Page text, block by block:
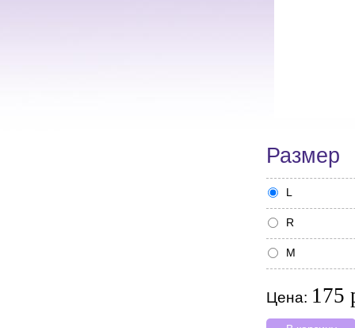
Размер
L
R
M
Цена: 175